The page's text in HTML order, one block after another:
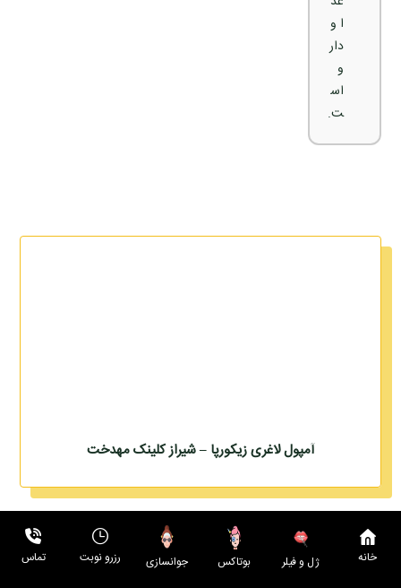
ا و
دار
و
اس
ت.
آمپول لاغری زیکورپا – شیراز کلینک مهدخت
مشاوره با دکتر مهوش کریمی دخت خانه ژل و فیلر بوتاکس جوانسازی رزرو نوبت تماس